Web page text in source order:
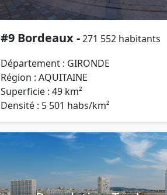
#9 Bordeaux -271 552 habitants
Département : GIRONDE
Région : AQUITAINE
Superficie : 49 km²
Densité : 5 501 habs/km²